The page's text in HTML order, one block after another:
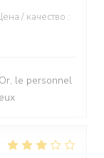
/ качество :
le personnel